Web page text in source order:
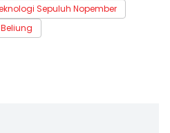
Sepuluh Nopember